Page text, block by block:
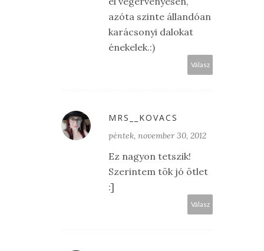
azóta szinte állandóan
karácsonyi dalokat
énekelek.:)
Válasz
MRS__KOVACS
péntek, november 30, 2012
Ez nagyon tetszik!
Szerintem tök jó ötlet
:]
Válasz